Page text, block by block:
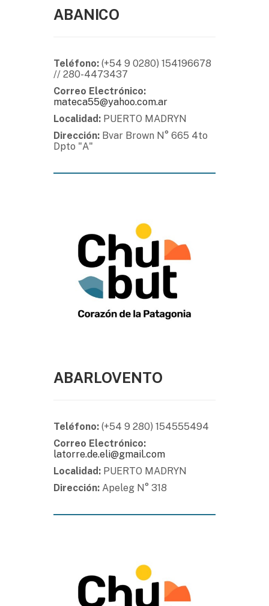
ABANICO
Teléfono: (+54 9 0280) 154196678
// 280-4473437
Correo Electrónico:
mateca55@yahoo.com.ar
Localidad: PUERTO MADRYN
Dirección: Bvar Brown N° 665 4to
Dpto "A"
ABARLOVENTO
Teléfono: (+54 9 280) 154555494
Correo Electrónico:
latorre.de.eli@gmail.com
Localidad: PUERTO MADRYN
Dirección: Apeleg N° 318